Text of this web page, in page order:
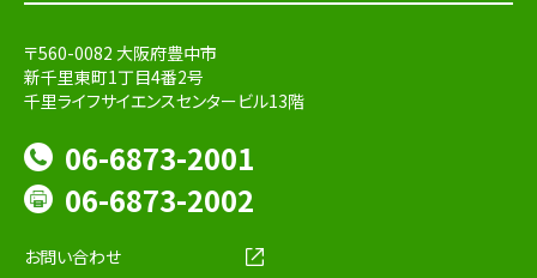
〒560-0082 大阪府豊中市
新千里東町1丁目4番2号
千里ライフサイエンスセンタービル13階
06-6873-2001
06-6873-2002
お問い合わせ